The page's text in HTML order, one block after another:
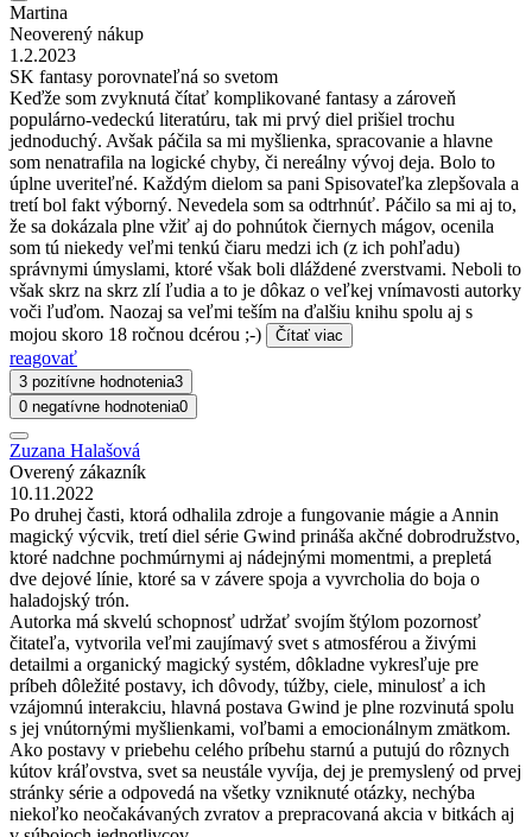
Martina
Neoverený nákup
1.2.2023
SK fantasy porovnateľná so svetom
Keďže som zvyknutá čítať komplikované fantasy a zároveň
populárno-vedeckú literatúru, tak mi prvý diel prišiel trochu
jednoduchý. Avšak páčila sa mi myšlienka, spracovanie a hlavne
som nenatrafila na logické chyby, či nereálny vývoj deja. Bolo to
úplne uveriteľné. Každým dielom sa pani Spisovateľka zlepšovala a
tretí bol fakt výborný. Nevedela som sa odtrhnúť. Páčilo sa mi aj to,
že sa dokázala plne vžiť aj do pohnútok čiernych mágov, ocenila
som tú niekedy veľmi tenkú čiaru medzi ich (z ich pohľadu)
správnymi úmyslami, ktoré však boli dláždené zverstvami. Neboli to
však skrz na skrz zlí ľudia a to je dôkaz o veľkej vnímavosti autorky
voči ľuďom. Naozaj sa veľmi teším na ďalšiu knihu spolu aj s
mojou skoro 18 ročnou dcérou ;-)
Čítať viac
reagovať
3 pozitívne hodnotenia3
0 negatívne hodnotenia0
Zuzana Halašová
Overený zákazník
10.11.2022
Po druhej časti, ktorá odhalila zdroje a fungovanie mágie a Annin
magický výcvik, tretí diel série Gwind prináša akčné dobrodružstvo,
ktoré nadchne pochmúrnymi aj nádejnými momentmi, a prepletá
dve dejové línie, ktoré sa v závere spoja a vyvrcholia do boja o
haladojský trón.
Autorka má skvelú schopnosť udržať svojím štýlom pozornosť
čitateľa, vytvorila veľmi zaujímavý svet s atmosférou a živými
detailmi a organický magický systém, dôkladne vykresľuje pre
príbeh dôležité postavy, ich dôvody, túžby, ciele, minulosť a ich
vzájomnú interakciu, hlavná postava Gwind je plne rozvinutá spolu
s jej vnútornými myšlienkami, voľbami a emocionálnym zmätkom.
Ako postavy v priebehu celého príbehu starnú a putujú do rôznych
kútov kráľovstva, svet sa neustále vyvíja, dej je premyslený od prvej
stránky série a odpovedá na všetky vzniknuté otázky, nechýba
niekoľko neočakávaných zvratov a prepracovaná akcia v bitkách aj